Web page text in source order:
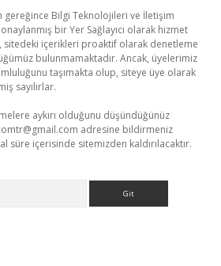
gereğince Bilgi Teknolojileri ve İletişim
bir Yer Sağlayıcı olarak hizmet
sitedeki içerikleri proaktif olarak denetleme
bulunmamaktadır. Ancak, üyelerimiz
taşımakta olup, siteye üye olarak
sayılırlar.
aykırı olduğunu düşündüğünüz
adresine bildirmeniz
süre içerisinde sitemizden kaldırılacaktır.